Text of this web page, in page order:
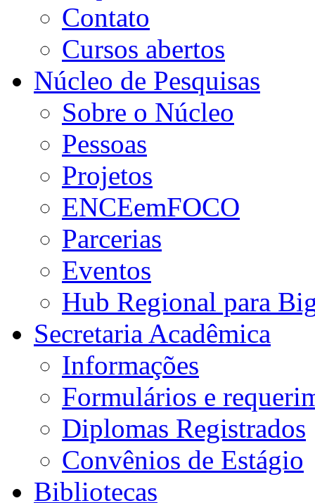
Contato
Cursos abertos
Núcleo de Pesquisas
Sobre o Núcleo
Pessoas
Projetos
ENCEemFOCO
Parcerias
Eventos
Hub Regional para
Secretaria Acadêmica
Informações
Formulários e
Diplomas Registrados
Convênios de Estágio
Bibliotecas